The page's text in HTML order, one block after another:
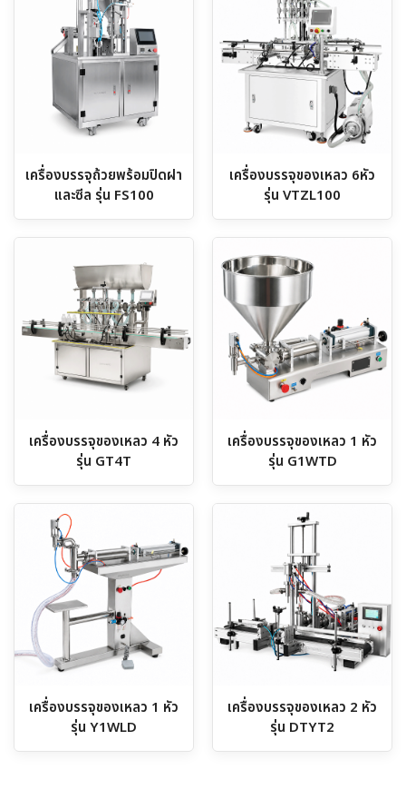
เครื่องบรรจุถ้วยพร้อมปิดฝา
และซีล รุ่น FS100
เครื่องบรรจุของเหลว 6หัว
รุ่น VTZL100
เครื่องบรรจุของเหลว 4 หัว
รุ่น GT4T
เครื่องบรรจุของเหลว 1 หัว
รุ่น G1WTD
เครื่องบรรจุของเหลว 1 หัว
รุ่น Y1WLD
เครื่องบรรจุของเหลว 2 หัว
รุ่น DTYT2